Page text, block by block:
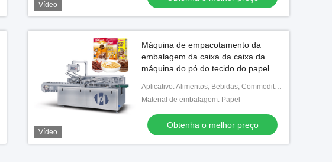
Vídeo
Vídeo
Máquina de empacotamento da
embalagem da caixa da caixa da
máquina do pó do tecido do papel da
Aplicativo: Alimentos, Bebidas, Commodities, Médicos, Químicos,
Material de embalagem: Papel
Obtenha o melhor preço